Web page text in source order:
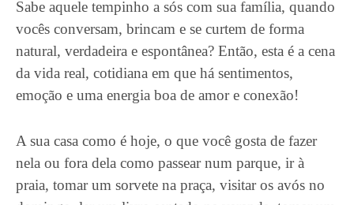
Sabe aquele tempinho a sós com sua família, quando
vocês conversam, brincam e se curtem de forma
natural, verdadeira e espontânea? Então, esta é a cena
da vida real, cotidiana em que há sentimentos,
emoção e uma energia boa de amor e conexão!
A sua casa como é hoje, o que você gosta de fazer
nela ou fora dela como passear num parque, ir à
praia, tomar um sorvete na praça, visitar os avós no